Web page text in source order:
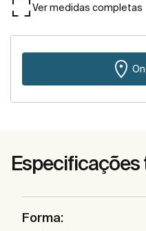
Ver medidas completas
Especificações
Forma: